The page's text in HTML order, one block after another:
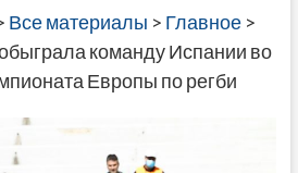
САЙТЕ
n
u
Все материалы > Главное>
команду Испании во
Европы по регби